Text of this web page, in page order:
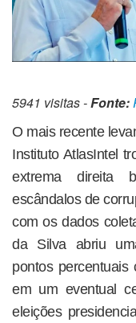
5941 visitas -Fonte:
O mais recente
Instituto AtlasIntel
extrema direita
escândalos de
com os dados
da Silva abriu
pontos percentuais
em um eventual
eleições